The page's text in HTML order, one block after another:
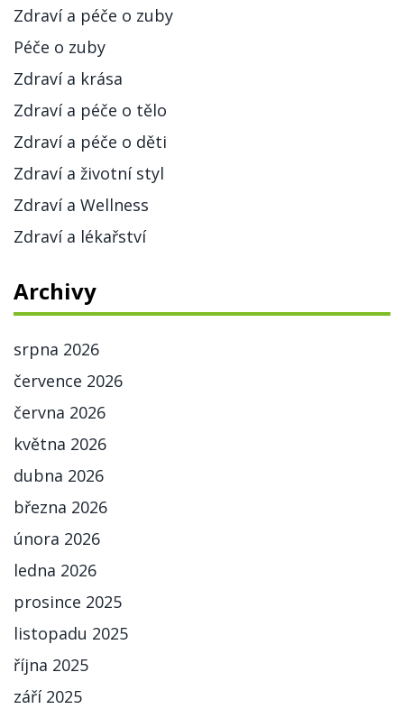
Zdraví a péče o zuby
Péče o zuby
Zdraví a krása
Zdraví a péče o tělo
Zdraví a péče o děti
Zdraví a životní styl
Zdraví a Wellness
Zdraví a lékařství
Archivy
srpna 2026
července 2026
června 2026
května 2026
dubna 2026
března 2026
února 2026
ledna 2026
prosince 2025
listopadu 2025
října 2025
září 2025